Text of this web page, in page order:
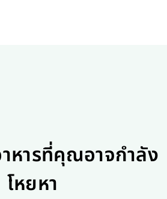
หารที่คุณอาจกำลัง
โหยหา